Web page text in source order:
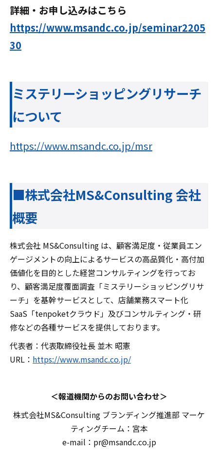
詳細・お申し込みはこちら
https://www.msandc.co.jp/seminar2205
30
ミステリーショッピングリサーチ
について
https://www.msandc.co.jp/msr
■株式会社MS&Consulting 会社
概要
株式会社 MS&Consulting は、顧客満足度・従業員エン
ゲージメントの向上によるサービスの高品質化・高付加
価値化を目的とした経営コンサルティングを行ってお
り、顧客満足度覆面調査「ミステリーショッピングリサ
ーチ」を基幹サービスとして、店舗業務スマート化
SaaS「tenpoketクラウド」及びコンサルティング・研
修などの各種サービスを提供しております。
代表者：代表取締役社長 並木 昭憲
URL： https://www.msandc.co.jp/
＜報道機関からのお問い合わせ＞
株式会社MS&Consulting ブランディング推進部 マーケ
ティングチーム：宮本
e-mail：pr@msandc.co.jp